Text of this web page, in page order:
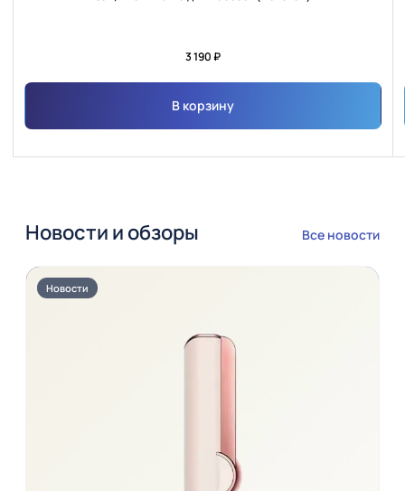
3 190 ₽
В корзину
Новости и обзоры Все новости
Новости